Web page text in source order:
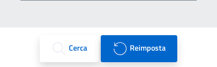
Cerca Reimposta